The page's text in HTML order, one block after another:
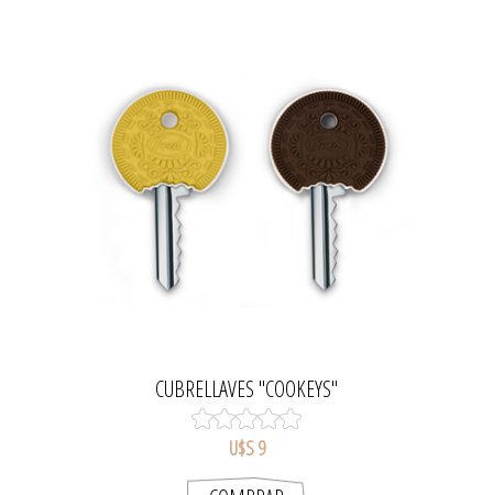
CUBRELLAVES "COOKEYS"
U$S 9